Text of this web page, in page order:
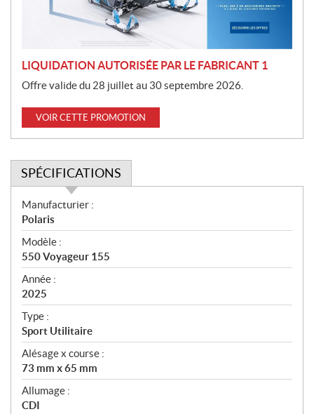
LIQUIDATION AUTORISÉE PAR LE FABRICANT 1
Offre valide du 28 juillet au 30 septembre 2026.
VOIR CETTE PROMOTION
SPÉCIFICATIONS
S
p
é
c
i
f
i
c
a
t
i
o
n
s
Manufacturier :
Polaris
Modèle :
550 Voyageur 155
Année :
2025
Type :
Sport Utilitaire
Alésage x course :
73 mm x 65 mm
Allumage :
CDI